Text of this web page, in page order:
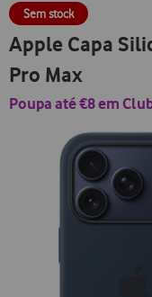
Sem stock
Apple Capa
Pro Max
Poupa até €8 em